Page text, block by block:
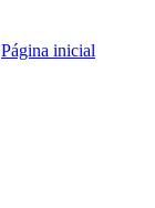
Página inicial